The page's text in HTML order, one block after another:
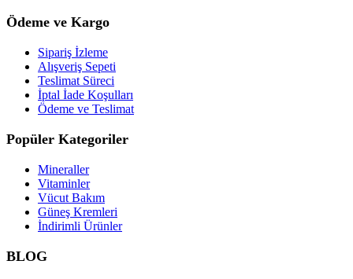
Ödeme ve Kargo
Sipariş İzleme
Alışveriş Sepeti
Teslimat Süreci
İptal İade Koşulları
Ödeme ve Teslimat
Popüler Kategoriler
Mineraller
Vitaminler
Vücut Bakım
Güneş Kremleri
İndirimli Ürünler
BLOG